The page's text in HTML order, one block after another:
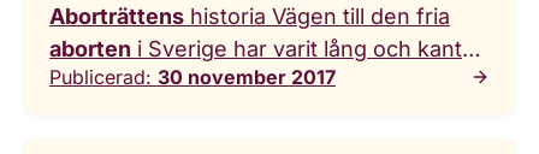
motståndet är samtidigt mer
välorganiserat än tidigare. Även i Sverige
försöker motståndare med olika medel att
Aborträttens historia Vägen till den fria
aborten i Sverige har varit lång och kantad
av hård kamp. Här går vi igenom
Publicerad: 30 november 2017